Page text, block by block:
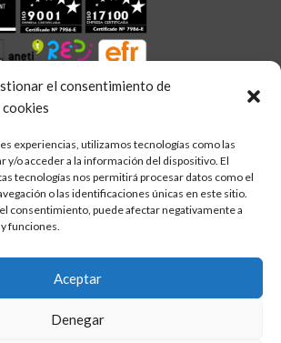
el consentimiento de
cookies
experiencias, utilizamos tecnologías como las
y/o acceder a la información del dispositivo. El
tecnologías nos permitirá procesar datos como el
o las identificaciones únicas en este sitio.
consentimiento, puede afectar negativamente a
funciones.
Aceptar
Denegar